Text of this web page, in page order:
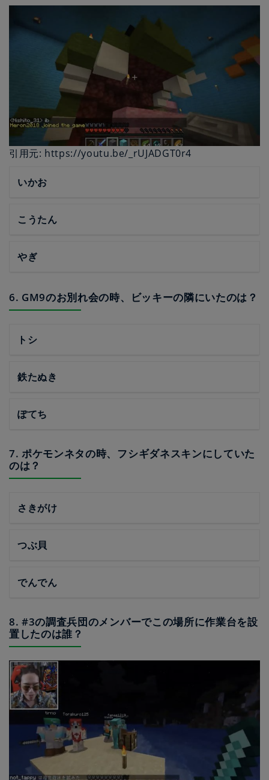
引用元: https://youtu.be/_rUJADGT0r4
いかお
こうたん
やぎ
6. GM9のお別れ会の時、ビッキーの隣にいたのは？
トシ
鉄たぬき
ぽてち
7. ポケモンネタの時、フシギダネスキンにしていた
のは？
さきがけ
つぶ貝
でんでん
8. #3の調査兵団のメンバーでこの場所に作業台を設
置したのは誰？